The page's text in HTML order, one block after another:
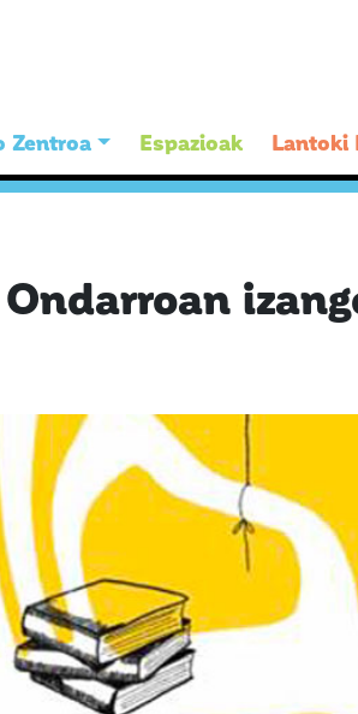
Zentroa Espazioak Lantoki